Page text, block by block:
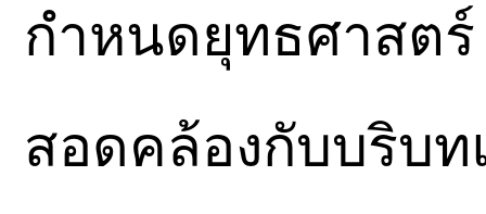
กำหนดยุทธศาสตร์
สอดคล้องกับบริบ